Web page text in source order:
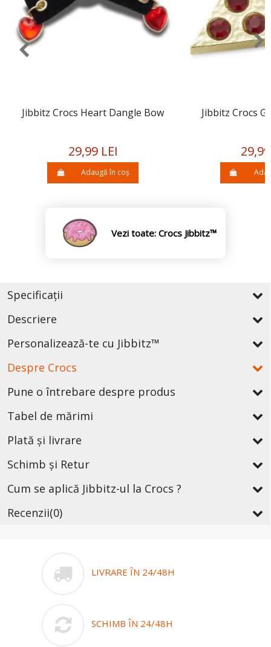
Jibbitz Crocs Heart Dangle Bow
29,99 LEI
Adaugă în coș
Jibbitz Crocs
Vezi toate: Crocs Jibbitz™
Specificații
Descriere
Personalizează-te cu Jibbitz™
Despre Crocs
Pune o întrebare despre produs
Tabel de mărimi
Plată și livrare
Schimb și Retur
Cum se aplică Jibbitz-ul la Crocs ?
Recenzii(0)
LIVRARE ÎN 24/48H
SCHIMB ÎN 24/48H